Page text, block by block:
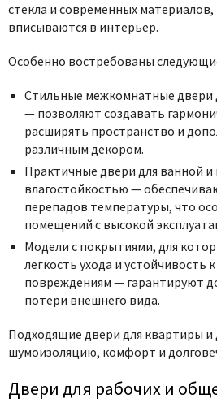
стекла и современных
вписываются в интерьер.
Особенно востребованы
Стильные межкомнатные двери
— позволяют создавать
расширять пространство и
различным декором.
Практичные двери для ванной
влагостойкостью —
перепадов температуры, что
помещений с высокой
Модели с покрытиями, для
легкость ухода и устойчивость
повреждениям — гарантируют
потери внешнего вида.
Подходящие двери для квартиры
шумоизоляцию, комфорт и
Двери для рабочих и